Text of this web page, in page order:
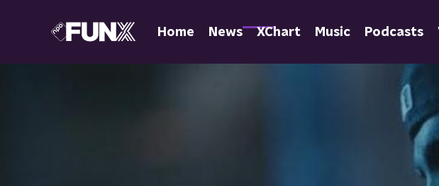
Home News XChart Music Podcasts